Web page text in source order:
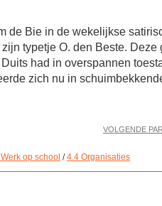
de Bie in de wekelijkse
typetje O. den Beste. Deze
had in overspannen
zich nu in
VOLGENDE
op school /4.4 Organisaties